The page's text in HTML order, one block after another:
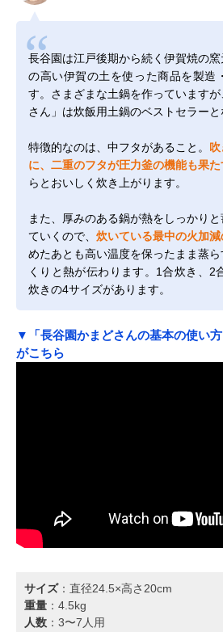
長谷園は江戸後期から続く伊賀焼の
の高い伊賀の土を使った商品を製造
す。さまざまな土鍋を作っています
さん」は炊飯用土鍋のベストセラーと
特徴的なのは、中フタがあること。
に、二重のフタが圧力釜の機能も果た
らとおいしく炊き上がります。
また、厚みのある鍋が熱をしっかり
ていくので、 炊いている最中の火加
めたあとも高い温度を保ったまま蒸
くりと熱が伝わります。1合炊き、2
炊きの4サイズがあります。
▼「長谷園かまどさんの基本の使い
がこちら
サイズ：直径24.5×高さ20cm
重量 ：4.5kg
人数 ：3〜7人用